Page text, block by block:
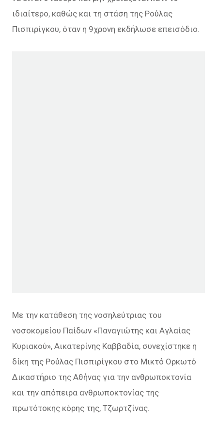
ιδιαίτερο, καθώς και τη στάση της Ρούλας
Πισπιρίγκου, όταν η 9χρονη εκδήλωσε επεισόδιο.
Με την κατάθεση της νοσηλεύτριας του
νοσοκομείου Παίδων «Παναγιώτης και Αγλαίας
Κυριακού», Αικατερίνης Καββαδία, συνεχίστηκε η
δίκη της Ρούλας Πισπιρίγκου στο Μικτό Ορκωτό
Δικαστήριο της Αθήνας για την ανθρωποκτονία
και την απόπειρα ανθρωποκτονίας της
πρωτότοκης κόρης της, Τζωρτζίνας.